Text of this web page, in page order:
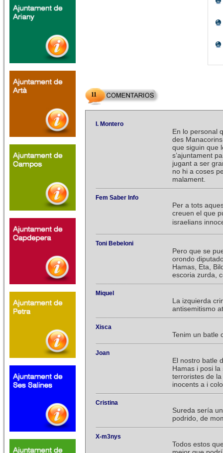
11
I. Montero
En lo personal
des
que siguin que
s’ajuntament
jugant a ser
no hi a coses
malament.
Fem Saber Info
Per a tots
creuen el que
israelians
Toni Bebeloni
Pero que se
orondo
Hamas, Eta,
escoria zurda,
Miquel
La izquierda
antisemitismo
Xisca
Tenim un batle
Joan
El nostro batle
Hamas i posi
terroristes de
inocents a i
Cristina
Sureda sería
podrido, de
X-m3nys
Todos estos